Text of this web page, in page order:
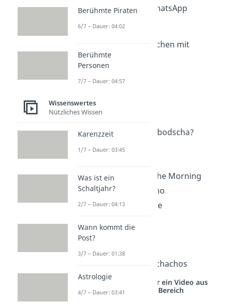
Büro oder auch auf WhatsApp
nutzen kannst:
Hallo mit O / Hallöchen mit
Öchen
Palim Palim
Grüßli Müsli
Alles Roger in Kambodscha?
Servusle
Good Morning in the Morning
Buongiorno, Adorno
Gib Flosse, Genosse
Moin Diggi
Moinjour
Buenas tardes muchachos
Studyflix vernetzt: Hier ein Video aus
einem anderen Bereich
Berühmte Piraten
6/7 – Dauer: 04:02
Berühmte
Personen
7/7 – Dauer: 04:57
Wissenswertes
Nützliches Wissen
Karenzzeit
1/7 – Dauer: 03:45
Was ist ein
Schaltjahr?
2/7 – Dauer: 04:13
Wann kommt die
Post?
3/7 – Dauer: 01:38
Astrologie
4/7 – Dauer: 03:41